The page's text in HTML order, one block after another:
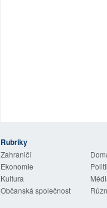
Rubriky
Zahraničí
Ekonomie
Kultura
Občanská společnost